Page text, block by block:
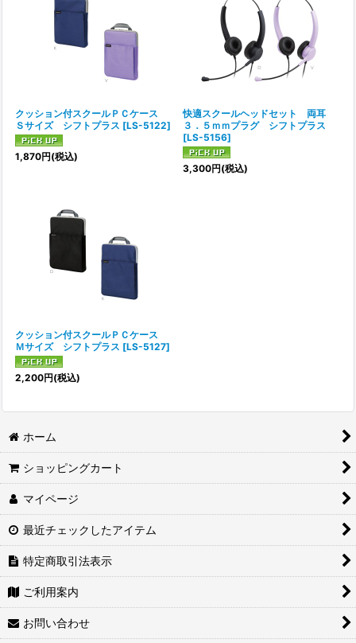
クッション付スクールＰＣケース
Ｓサイズ シフトプラス [LS-5122]
1,870円(税込)
快適スクールヘッドセット 両耳
３．５ｍｍプラグ シフトプラス
[LS-5156]
3,300円(税込)
クッション付スクールＰＣケース
Ｍサイズ シフトプラス [LS-5127]
2,200円(税込)
ホーム
ショッピングカート
マイページ
最近チェックしたアイテム
特定商取引法表示
ご利用案内
お問い合わせ